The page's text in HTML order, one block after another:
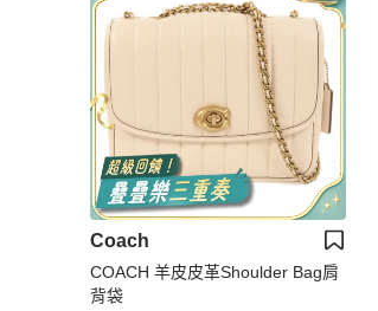
Coach
COACH 羊皮皮革Shoulder Bag肩
背袋